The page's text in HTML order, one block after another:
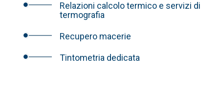
Relazioni calcolo termico e servizi di
termografia
Recupero macerie
Tintometria dedicata